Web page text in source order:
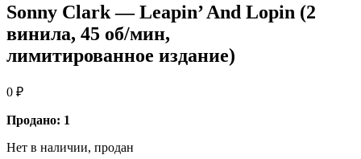
Sonny Clark — Leapin’ And Lopin (2
винила, 45 об/мин,
лимитированное издание)
0 ₽
Продано: 1
Нет в наличии, продан